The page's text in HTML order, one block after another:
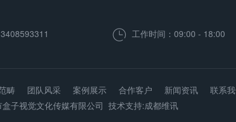
工作时间：09:00 - 18:00
畴 团队风采 案例展示 合作客户 新闻资讯
联系
盒子视觉文化传媒有限公司 技术支持:成都维讯